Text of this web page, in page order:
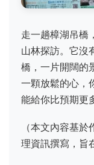
走一趟樟湖吊橋
山林探訪。它沒
橋，一片開闊的
一顆放鬆的心，
能給你比預期更
（本文內容基
理資訊撰寫，旨